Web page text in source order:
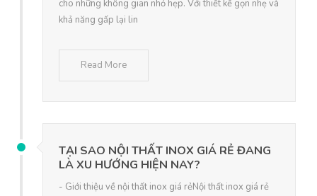
cho những không gian nhỏ hẹp. Với thiết kế gọn nhẹ và
khả năng gấp lại lin
Read More
TẠI SAO NỘI THẤT INOX GIÁ RẺ ĐANG
LÀ XU HƯỚNG HIỆN NAY?
- Giới thiệu về nội thất inox giá rẻNội thất inox giá rẻ